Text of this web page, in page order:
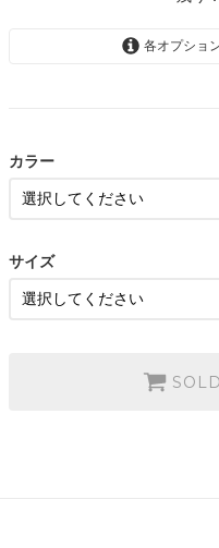
各オプショ
カラー
サイズ